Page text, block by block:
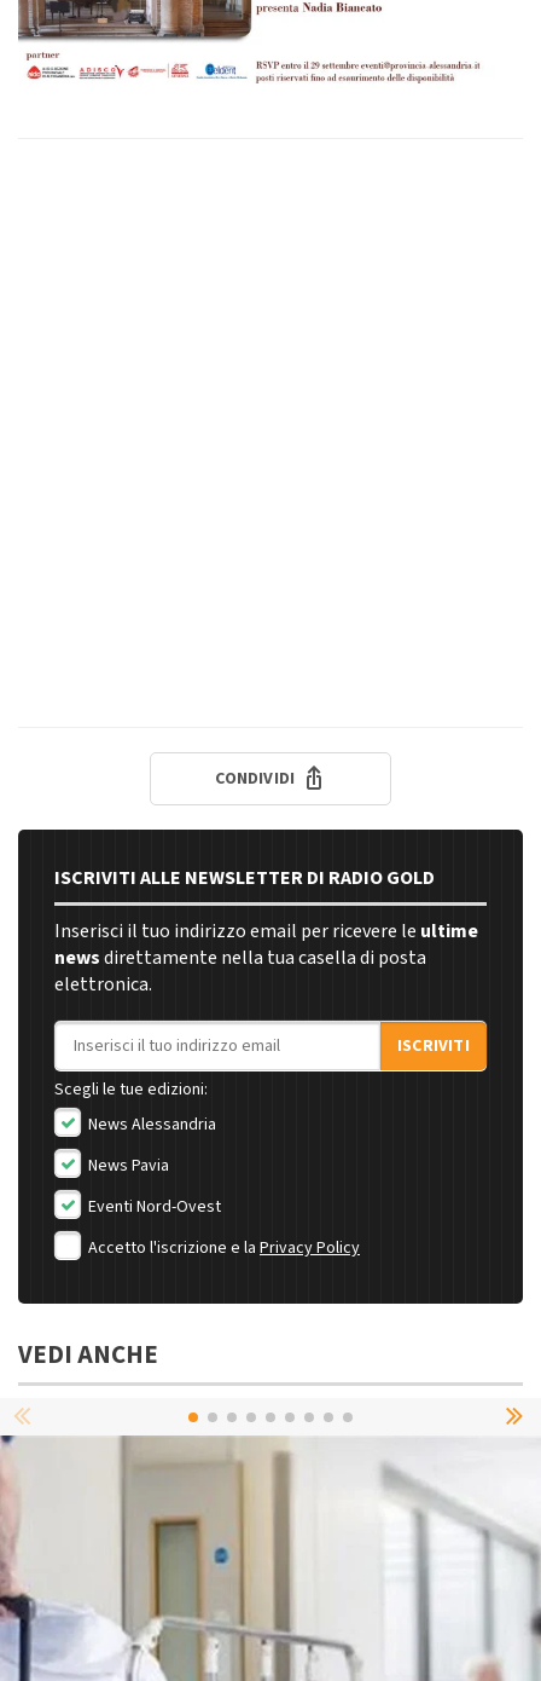
CONDIVIDI
ISCRIVITI ALLE NEWSLETTER DI RADIO GOLD
Inserisci il tuo indirizzo email per ricevere le ultime
newsdirettamente nella tua casella di posta
elettronica.
Indirizzo email
ISCRIVITI
Scegli le tue edizioni:
News Alessandria
News Pavia
Eventi Nord-Ovest
Accetto l'iscrizione e la Privacy Policy
VEDI ANCHE